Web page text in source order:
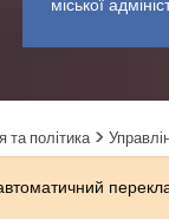
та політика